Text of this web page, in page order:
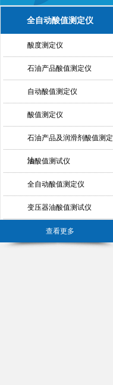
全自动酸值测定仪
酸度测定仪
石油产品酸值测定仪
自动酸值测定仪
酸值测定仪
石油产品及润滑剂酸值测定
法
油酸值测试仪
全自动酸值测定仪
变压器油酸值测试仪
查看更多